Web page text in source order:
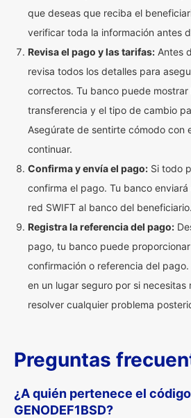
que deseas que reciba el
verificar toda la información antes
Revisa el pago y las tarifas: Antes
revisa todos los detalles para
correctos. Tu banco puede
transferencia y el tipo de cambio
Asegúrate de sentirte cómodo con
continuar.
Confirma y envía el pago: Si todo
confirma el pago. Tu banco
red SWIFT al banco del beneficiario.
Registra la referencia del pago:
pago, tu banco puede
confirmación o referencia del
en un lugar seguro por si necesitas
resolver cualquier problema
Preguntas
¿A quién pertenece el
GENODEF1BSD?